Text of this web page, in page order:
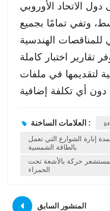
الاتحاد الأوروبي
وتفي تمامًا بجميع
للمناقصات الهندسية
تقارير اختبار كاملة
لتقديمها في ملفات
العلامات الساخنة :
إنارة الشوارع التي تعمل
بالطاقة الشمسية
حركة بالأشعة تحت
الحمراء
المنشور السابق